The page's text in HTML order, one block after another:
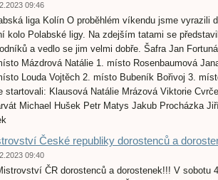
09:46
liga Kolín O proběhlém víkendu jsme vyrazili
kolo Polabské ligy. Na zdejším tatami se
a vedlo se jim velmi dobře. Šafra Jan
Mázdrová Natálie 1. místo Rosenbaumová
Louda Vojtěch 2. místo Bubeník Bořivoj 3.
startovali: Klausová Natálie Mrázová Viktorie
Michael Hušek Petr Matys Jakub Procházka
České republiky dorostenců a
09:40
ČR dorostenců a dorostenek!!! V sobotu